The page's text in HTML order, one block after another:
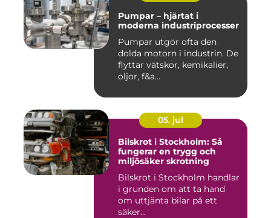
Pumpar – hjärtat i
moderna industriprocesser
Pumpar utgör ofta den
dolda motorn i industrin. De
flyttar vätskor, kemikalier,
oljor, f&a...
05. jul
Bilskrot i Stockholm: Så
fungerar en trygg och
miljösäker skrotning
Bilskrot i Stockholm handlar
i grunden om att ta hand
om uttjänta bilar på ett
säker...